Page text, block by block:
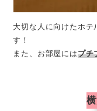
大切な人に向けたホテ
す！
また、お部屋にはプチ